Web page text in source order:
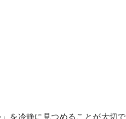
を冷静に見つめることが大切で